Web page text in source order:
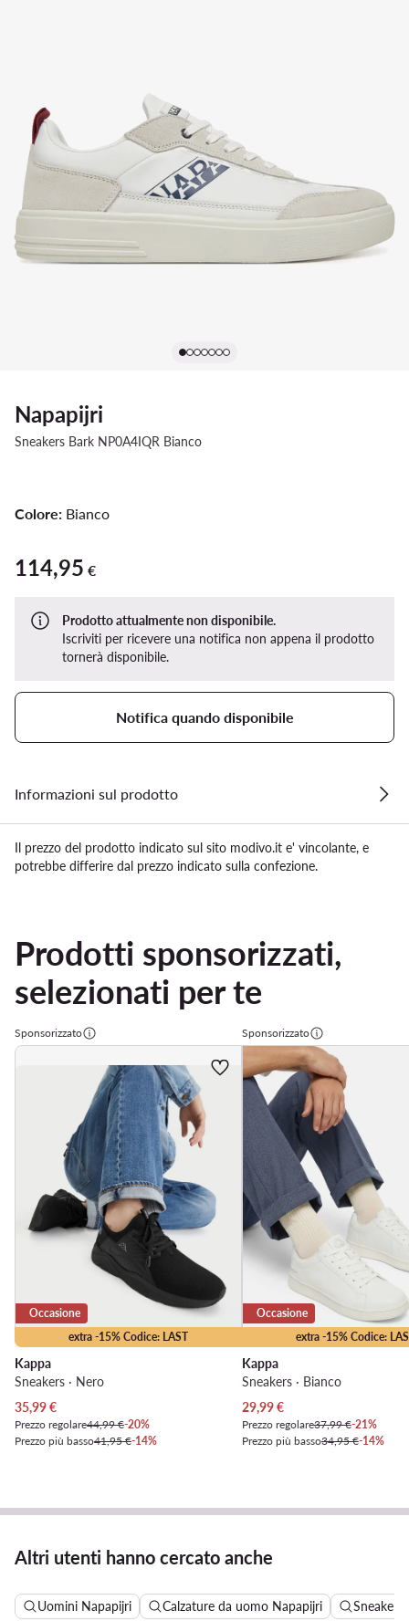
Napapijri
Sneakers Bark NP0A4IQR Bianco
Colore: Bianco
114,95 €
114,95 €
Prodotto attualmente non disponibile.
Iscriviti per ricevere una notifica non appena il prodotto
tornerà disponibile.
Notifica quando disponibile
Informazioni sul prodotto
Il prezzo del prodotto indicato sul sito modivo.it e' vincolante, e
potrebbe differire dal prezzo indicato sulla confezione.
Prodotti sponsorizzati,
selezionati per te
Sponsorizzato
extra -15% Codice: LAST
Occasione
Kappa
Sneakers · Nero
Prezzo attuale
35,99€
Prezzo regolare44,99 €-20%
Prezzo più basso41,95 €-14%
Sponsorizzato
extra -15% Codice:
Occasione
Kappa
Sneakers · Bianco
Prezzo attuale
29,99€
Prezzo regolare37,99 €-21%
Prezzo più basso34,95 €-14%
Altri utenti hanno cercato anche
Uomini Napapijri Calzature da uomo Napapijri